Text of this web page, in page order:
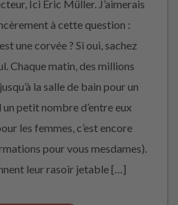
Ici Eric Müller. J’aimerais
à cette question :
une corvée ? Si oui, sachez
Chaque matin, des millions
la salle de bain pour un
un petit nombre d’entre eux
les femmes, c’est encore
pour vous mesdames).
leur rasoir jetable […]